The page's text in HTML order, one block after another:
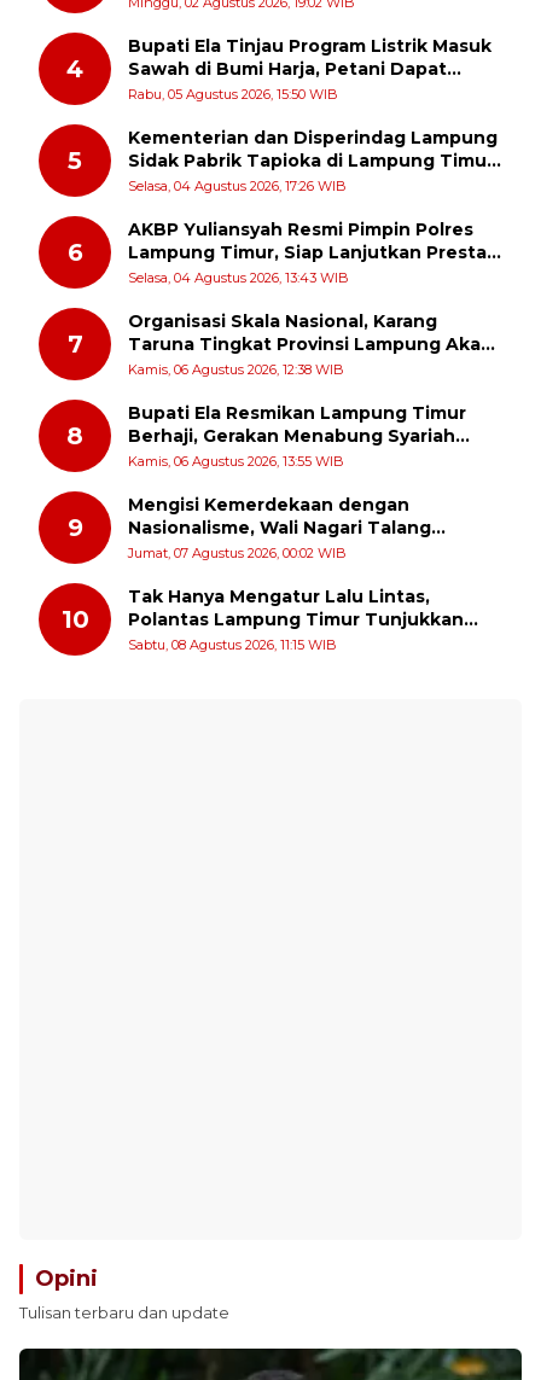
4
Bupati Ela Tinjau Program Listrik Masuk
Sawah di Bumi Harja, Petani Dapat
Subsidi Pemasangan KWH
Rabu, 05 Agustus 2026, 15:50 WIB
5
Kementerian dan Disperindag Lampung
Sidak Pabrik Tapioka di Lampung Timur,
PPUKI Apresiasi Langkah Pengawasan
Selasa, 04 Agustus 2026, 17:26 WIB
6
AKBP Yuliansyah Resmi Pimpin Polres
Lampung Timur, Siap Lanjutkan Prestasi
Gemilang AKBP Heti Patmawati
Selasa, 04 Agustus 2026, 13:43 WIB
7
Organisasi Skala Nasional, Karang
Taruna Tingkat Provinsi Lampung Akan
Melakukan Temu Karya pada tanggal 7
Kamis, 06 Agustus 2026, 12:38 WIB
8
Bupati Ela Resmikan Lampung Timur
Berhaji, Gerakan Menabung Syariah
untuk Wujudkan Impian ke Tanah Suci
Kamis, 06 Agustus 2026, 13:55 WIB
9
Mengisi Kemerdekaan dengan
Nasionalisme, Wali Nagari Talang
Serukan Pengibaran Bendera Merah
Jumat, 07 Agustus 2026, 00:02 WIB
10
Tak Hanya Mengatur Lalu Lintas,
Polantas Lampung Timur Tunjukkan
Kepedulian Sosial
Sabtu, 08 Agustus 2026, 11:15 WIB
Opini
Tulisan terbaru dan update